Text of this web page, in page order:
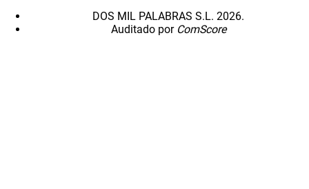
DOS MIL PALABRAS S.L. 2026.
Auditado por ComScore